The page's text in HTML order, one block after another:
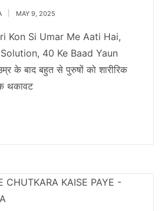
MAY 9, 2025
Kon Si Umar Me Aati Hai,
40 Ke Baad Yaun
के बाद बहुत से पुरुषों को शारीरिक
थकावट